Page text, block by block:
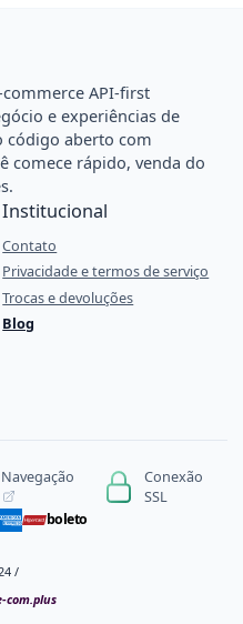
API-first
e experiências de
código aberto com
comece rápido, venda do
Institucional
Contato
Privacidade e termos de serviço
Trocas e devoluções
Blog
Conexão
SSL
boleto
/
com.plus